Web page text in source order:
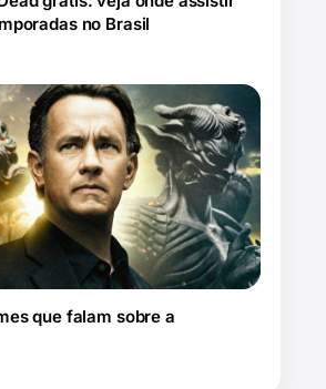
no Brasil
que falam sobre a